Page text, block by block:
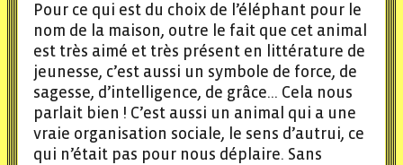
Pour ce qui est du choix de l’éléphant pour le
nom de la maison, outre le fait que cet animal
est très aimé et très présent en littérature de
jeunesse, c’est aussi un symbole de force, de
sagesse, d’intelligence, de grâce… Cela nous
parlait bien ! C’est aussi un animal qui a une
vraie organisation sociale, le sens d’autrui, ce
qui n’était pas pour nous déplaire. Sans